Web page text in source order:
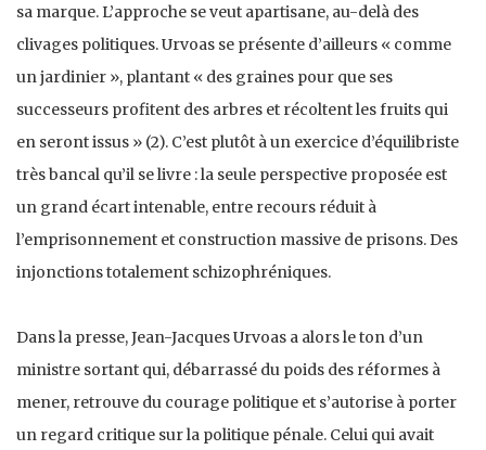
sa marque. L’approche se veut apartisane, au-delà des
clivages politiques. Urvoas se présente d’ailleurs « comme
un jardinier », plantant « des graines pour que ses
successeurs profitent des arbres et récoltent les fruits qui
en seront issus » (2). C’est plutôt à un exercice d’équilibriste
très bancal qu’il se livre : la seule perspective proposée est
un grand écart intenable, entre recours réduit à
l’emprisonnement et construction massive de prisons. Des
injonctions totalement schizophréniques.
Dans la presse, Jean-Jacques Urvoas a alors le ton d’un
ministre sortant qui, débarrassé du poids des réformes à
mener, retrouve du courage politique et s’autorise à porter
un regard critique sur la politique pénale. Celui qui avait